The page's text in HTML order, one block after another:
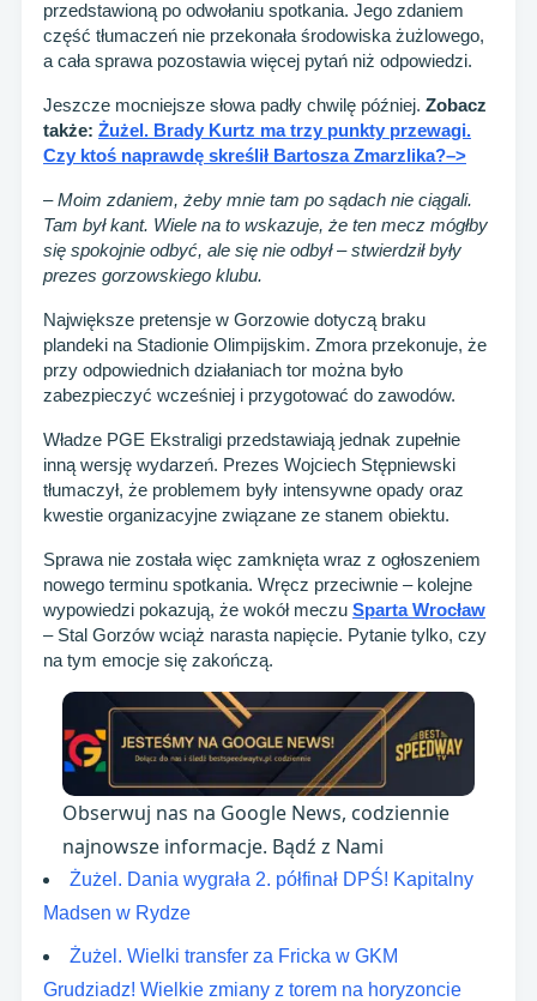
przedstawioną po odwołaniu spotkania. Jego zdaniem
część tłumaczeń nie przekonała środowiska żużlowego,
a cała sprawa pozostawia więcej pytań niż odpowiedzi.
Jeszcze mocniejsze słowa padły chwilę później. Zobacz
także: Żużel. Brady Kurtz ma trzy punkty przewagi.
Czy ktoś naprawdę skreślił Bartosza Zmarzlika?–>
– Moim zdaniem, żeby mnie tam po sądach nie ciągali.
Tam był kant. Wiele na to wskazuje, że ten mecz mógłby
się spokojnie odbyć, ale się nie odbył – stwierdził były
prezes gorzowskiego klubu.
Największe pretensje w Gorzowie dotyczą braku
plandeki na Stadionie Olimpijskim. Zmora przekonuje, że
przy odpowiednich działaniach tor można było
zabezpieczyć wcześniej i przygotować do zawodów.
Władze PGE Ekstraligi przedstawiają jednak zupełnie
inną wersję wydarzeń. Prezes Wojciech Stępniewski
tłumaczył, że problemem były intensywne opady oraz
kwestie organizacyjne związane ze stanem obiektu.
Sprawa nie została więc zamknięta wraz z ogłoszeniem
nowego terminu spotkania. Wręcz przeciwnie – kolejne
wypowiedzi pokazują, że wokół meczu Sparta Wrocław
– Stal Gorzów wciąż narasta napięcie. Pytanie tylko, czy
na tym emocje się zakończą.
Obserwuj nas na Google News, codziennie
najnowsze informacje. Bądź z Nami
Żużel. Dania wygrała 2. półfinał DPŚ! Kapitalny
Madsen w Rydze
Żużel. Wielki transfer za Fricka w GKM
Grudziadz! Wielkie zmiany z torem na horyzoncie